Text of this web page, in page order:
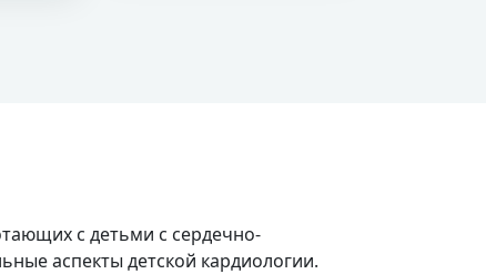
с детьми с сердечно-
аспекты детской кардиологии.